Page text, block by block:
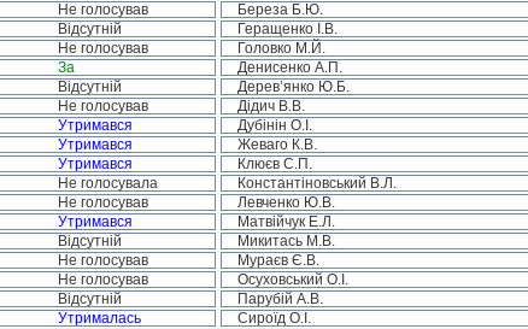
Не голосував Береза Б.Ю.
Відсутній Геращенко І.В.
Не голосував Головко М.Й.
За Денисенко А.П.
Відсутній Дерев’янко Ю.Б.
Не голосував Дідич В.В.
Утримався Дубінін О.І.
Утримався Жеваго К.В.
Утримався Клюєв С.П.
Не голосувала Константіновський В.Л.
Не голосував Левченко Ю.В.
Утримався Матвійчук Е.Л.
Відсутній Микитась М.В.
Не голосував Мураєв Є.В.
Не голосував Осуховський О.І.
Відсутній Парубій А.В.
Утрималась Сироїд О.І.